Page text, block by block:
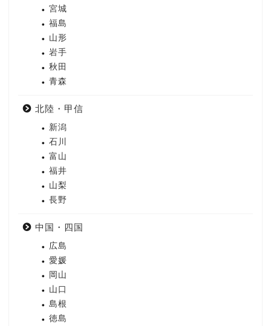
宮城
福島
山形
岩手
秋田
青森
北陸・甲信
新潟
石川
富山
福井
山梨
長野
中国・四国
広島
愛媛
岡山
山口
島根
徳島